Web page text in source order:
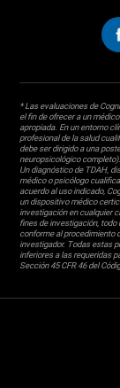
* Las evaluaciones de
el fin de ofrecer a un
apropiada. En un entorno
profesional de la salud
debe ser dirigido a una
neuropsicológico
Un diagnóstico de TDAH,
médico o psicólogo
acuerdo al uso indicado,
un dispositivo médico
investigación en cualquier
fines de investigación, todo
conforme al procedimiento
investigador. Todas estas
inferiores a las requeridas
Sección 45 CFR 46 del